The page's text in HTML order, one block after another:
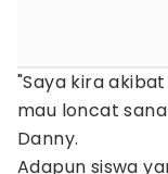
"Saya kira
mau loncat
Danny.
Adapun siswa